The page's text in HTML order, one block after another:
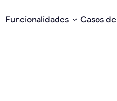
Funcionalidades Casos